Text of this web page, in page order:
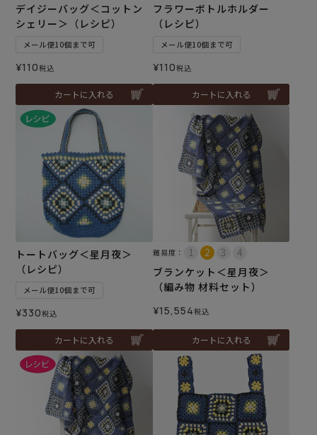
デイジーバッグ＜コットン
シェリー＞（レシピ）
メール便10個まで可
¥110税込
カートに入れる
フラワーボトルホルダー
（レシピ）
メール便10個まで可
¥110税込
カートに入れる
トートバッグ＜星月夜＞
（レシピ）
メール便10個まで可
¥330税込
カートに入れる
難易度：
ブランケット＜星月夜＞
（編み物 材料セット）
¥15,554税込
カートに入れる